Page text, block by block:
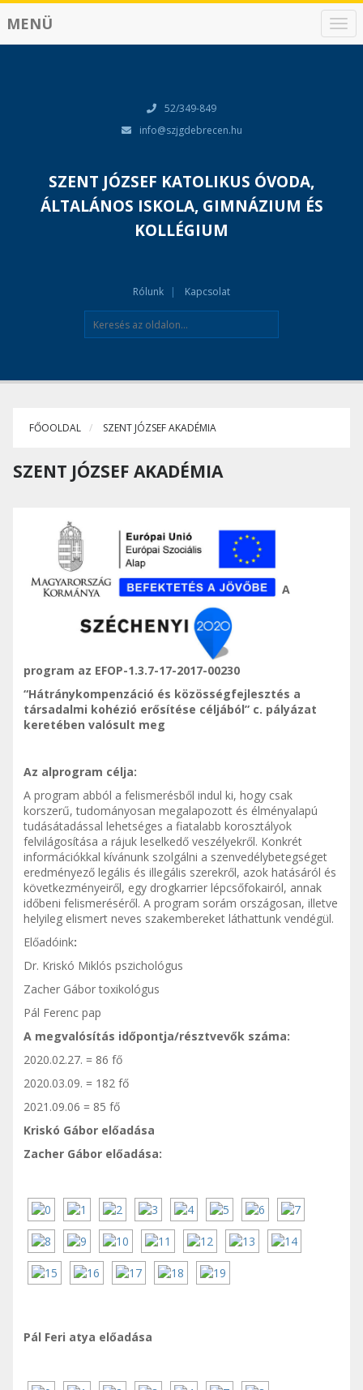
N
a
MENÜ
52/349-849
info@szjgdebrecen.hu
SZENT JÓZSEF KATOLIKUS ÓVODA,
ÁLTALÁNOS ISKOLA, GIMNÁZIUM ÉS
KOLLÉGIUM
Rólunk Kapcsolat
FŐOOLDAL SZENT JÓZSEF AKADÉMIA
SZENT JÓZSEF AKADÉMIA
A
program az EFOP-1.3.7-17-2017-00230
“Hátránykompenzáció és közösségfejlesztés a
társadalmi kohézió erősítése céljából” c. pályázat
keretében valósult meg
Az alprogram célja:
A program abból a felismerésből indul ki, hogy csak
korszerű, tudományosan megalapozott és élményalapú
tudásátadással lehetséges a fiatalabb korosztályok
felvilágosítása a rájuk leselkedő veszélyekről. Konkrét
információkkal kívánunk szolgálni a szenvedélybetegséget
eredményező legális és illegális szerekről, azok hatásáról és
következményeiről, egy drogkarrier lépcsőfokairól, annak
időbeni felismeréséről. A program sorám országosan, illetve
helyileg elismert neves szakembereket láthattunk vendégül.
Előadóink:
Dr. Kriskó Miklós pszichológus
Zacher Gábor toxikológus
Pál Ferenc pap
A megvalósítás időpontja/résztvevők száma:
2020.02.27. = 86 fő
2020.03.09. = 182 fő
2021.09.06 = 85 fő
Kriskó Gábor előadása
Zacher Gábor előadása:
Pál Feri atya előadása